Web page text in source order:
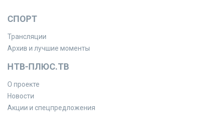
СПОРТ
Трансляции
Архив и лучшие моменты
НТВ-ПЛЮС.ТВ
О проекте
Новости
Акции и спецпредложения